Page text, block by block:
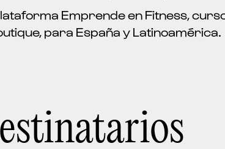
Emprende en Fitness,
para España y Latinoamérica.